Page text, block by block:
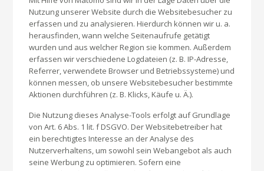
Nutzung unserer Website durch die Websitebesucher zu
erfassen und zu analysieren. Hierdurch können wir u. a.
herausfinden, wann welche Seitenaufrufe getätigt
wurden und aus welcher Region sie kommen. Außerdem
erfassen wir verschiedene Logdateien (z. B. IP-Adresse,
Referrer, verwendete Browser und Betriebssysteme) und
können messen, ob unsere Websitebesucher bestimmte
Aktionen durchführen (z. B. Klicks, Käufe u. Ä.).
Die Nutzung dieses Analyse-Tools erfolgt auf Grundlage
von Art. 6 Abs. 1 lit. f DSGVO. Der Websitebetreiber hat
ein berechtigtes Interesse an der Analyse des
Nutzerverhaltens, um sowohl sein Webangebot als auch
seine Werbung zu optimieren. Sofern eine